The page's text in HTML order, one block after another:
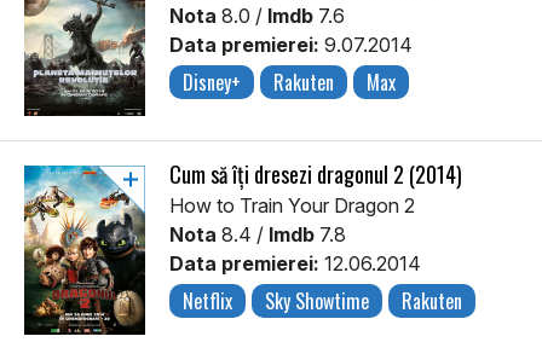
Nota 8.0 / Imdb 7.6
Data premierei: 9.07.2014
Disney+ Rakuten Max
Cum să îți dresezi dragonul 2 (2014)
How to Train Your Dragon 2
Nota 8.4 / Imdb 7.8
Data premierei: 12.06.2014
Netflix Sky Showtime Rakuten